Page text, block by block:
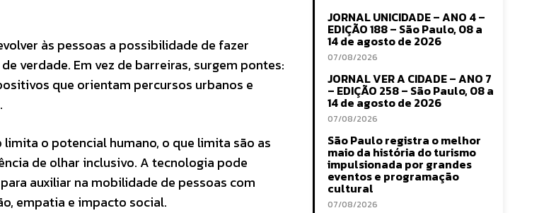
às pessoas a possibilidade de fazer
verdade. Em vez de barreiras, surgem pontes:
que orientam percursos urbanos e
o potencial humano, o que limita são as
de olhar inclusivo. A tecnologia pode
auxiliar na mobilidade de pessoas com
empatia e impacto social.
JORNAL UNICIDADE – ANO 4 –
EDIÇÃO 188 – São Paulo, 08 a
14 de agosto de 2026
07/08/2026
JORNAL VER A CIDADE – ANO 7
– EDIÇÃO 258 – São Paulo, 08 a
14 de agosto de 2026
07/08/2026
São Paulo registra o melhor
maio da história do turismo
impulsionada por grandes
eventos e programação
cultural
07/08/2026